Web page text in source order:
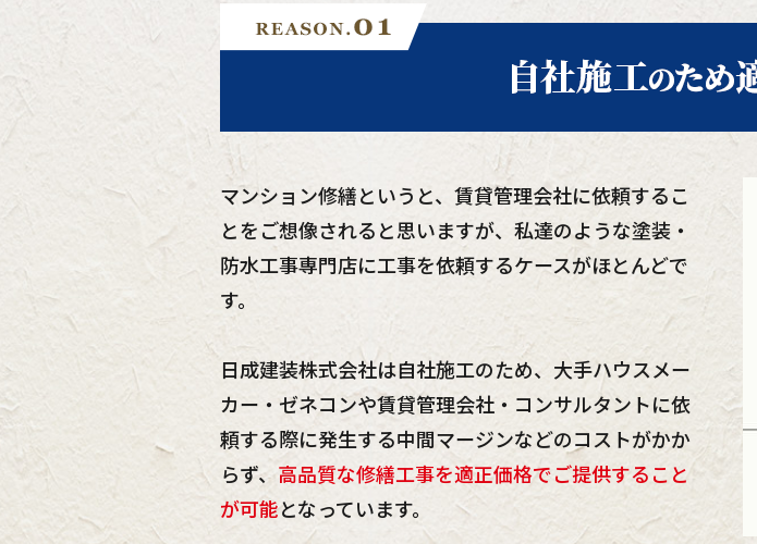
マンション修繕というと、賃貸管理会社に依頼するこ
とをご想像されると思いますが、私達のような塗装・
防水工事専門店に工事を依頼するケースがほとんどで
す。
日成建装株式会社は自社施工のため、大手ハウスメー
カー・ゼネコンや賃貸管理会社・コンサルタントに依
頼する際に発生する中間マージンなどのコストがかか
らず、高品質な修繕工事を適正価格でご提供すること
が可能となっています。